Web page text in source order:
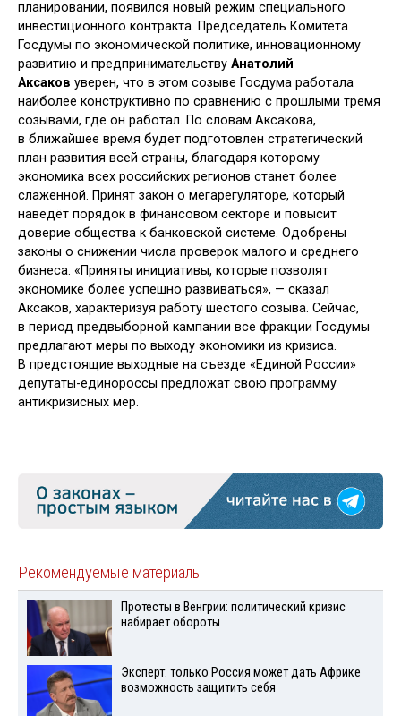
планировании, появился новый режим специального
инвестиционного контракта. Председатель Комитета
Госдумы по экономической политике, инновационному
развитию и предпринимательству Анатолий
Аксаков уверен, что в этом созыве Госдума работала
наиболее конструктивно по сравнению с прошлыми тремя
созывами, где он работал. По словам Аксакова,
в ближайшее время будет подготовлен стратегический
план развития всей страны, благодаря которому
экономика всех российских регионов станет более
слаженной. Принят закон о мегарегуляторе, который
наведёт порядок в финансовом секторе и повысит
доверие общества к банковской системе. Одобрены
законы о снижении числа проверок малого и среднего
бизнеса. «Приняты инициативы, которые позволят
экономике более успешно развиваться», — сказал
Аксаков, характеризуя работу шестого созыва. Сейчас,
в период предвыборной кампании все фракции Госдумы
предлагают меры по выходу экономики из кризиса.
В предстоящие выходные на съезде «Единой России»
депутаты-единороссы предложат свою программу
антикризисных мер.
Рекомендуемые материалы
Протесты в Венгрии: политический кризис
набирает обороты
Эксперт: только Россия может дать Африке
возможность защитить себя